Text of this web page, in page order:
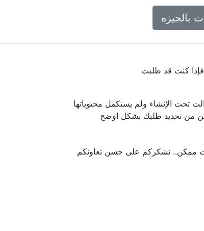
بالجيزه
كنت قد طلبت
تحت الإنشاء ولم يستكمل محتوياتها
من تحديد طلبك بشكل اوضح
ممكن.. نشكركم على حسن تعاونكم